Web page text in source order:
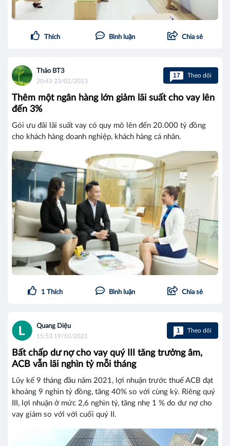
Thích Bình luận Chia sẻ
Thảo BT3
20:43 23/02/2023
17 Theo dõi
Thêm một ngân hàng lớn giảm lãi suất cho vay lên
đến 3%
Gói ưu đãi lãi suất vay có quy mô lên đến 20.000 tỷ đồng
cho khách hàng doanh nghiệp, khách hàng cá nhân.
1 Thích Bình luận Chia sẻ
Quang Diệu
15:53 19/10/2021
1 Theo dõi
Bất chấp dư nợ cho vay quý III tăng trưởng âm,
ACB vẫn lãi nghìn tỷ mỗi tháng
Lũy kế 9 tháng đầu năm 2021, lợi nhuận trước thuế ACB đạt
khoảng 9 nghìn tỷ đồng, tăng 40% so với cùng kỳ. Riêng quý
III, lợi nhuận ở mức 2,6 nghìn tỷ, tăng nhẹ 1 % do dư nợ cho
vay giảm so với với cuối quý II.